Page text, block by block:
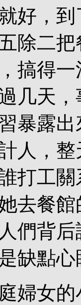
好，到
除二
搞得
几天
暴露
人，
打工關
去餐
們背后
缺點
婦女